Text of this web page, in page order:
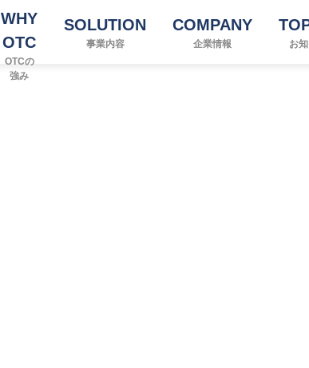
WHY
OTC
OTCの
強み
SOLUTION
事業内容
COMPANY
企業情報 お